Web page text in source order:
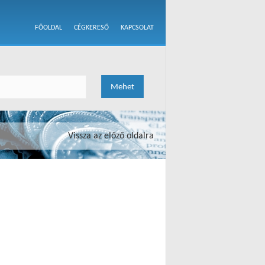
FŐOLDAL CÉGKERESŐ KAPCSOLAT
Vissza az előző oldalra